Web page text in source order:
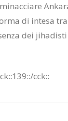
di in­te­sa
dei
​cck::